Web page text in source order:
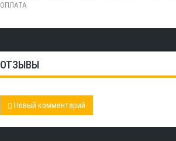
ОПЛАТА
ОТЗЫВЫ
Новый комментарий